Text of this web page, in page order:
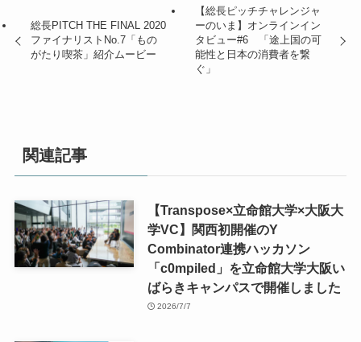
総長PITCH THE FINAL 2020
ファイナリストNo.7「もの
がたり喫茶」紹介ムービー
【総長ピッチチャレンジャ
ーのいま】オンラインイン
タビュー#6 「途上国の可
能性と日本の消費者を繋
ぐ」
関連記事
【Transpose×立命館大学×大阪大
学VC】関西初開催のY
Combinator連携ハッカソン
「c0mpiled」を立命館大学大阪い
ばらきキャンパスで開催しました
2026/7/7